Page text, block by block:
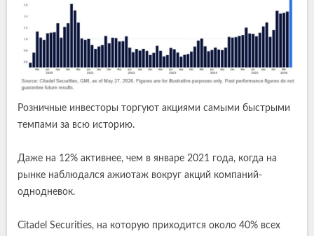
Розничные инвесторы торгуют акциями самыми быстрыми
темпами за всю историю.
Даже на 12% активнее, чем в январе 2021 года, когда на
рынке наблюдался ажиотаж вокруг акций компаний-
однодневок.
Citadel Securities, на которую приходится около 40% всех